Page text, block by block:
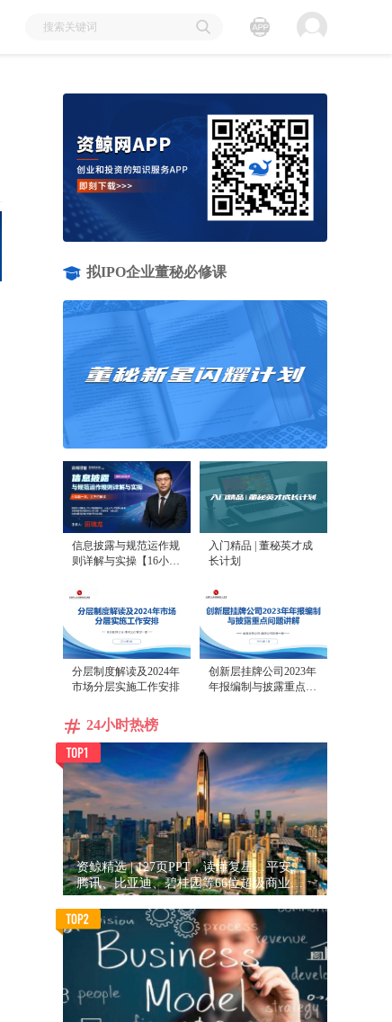
拟IPO企业董秘必修课
信息披露与规范运作规
则详解与实操【16小时
入门精品 | 董秘英才成
长计划
分层制度解读及2024年
市场分层实施工作安排
创新层挂牌公司2023年
年报编制与披露重点问
24小时热榜
资鲸精选 | 127页PPT，读懂复星、平安、
腾讯、比亚迪、碧桂园等66位超级商业巨
头未来产业布局！（非常值得收藏！）